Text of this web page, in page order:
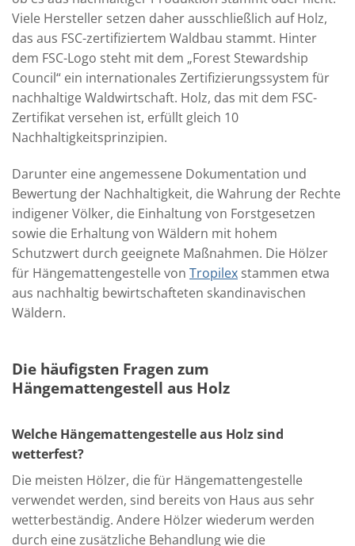
Viele Hersteller setzen daher ausschließlich auf Holz,
das aus FSC-zertifiziertem Waldbau stammt. Hinter
dem FSC-Logo steht mit dem „Forest Stewardship
Council“ ein internationales Zertifizierungssystem für
nachhaltige Waldwirtschaft. Holz, das mit dem FSC-
Zertifikat versehen ist, erfüllt gleich 10
Nachhaltigkeitsprinzipien.
Darunter eine angemessene Dokumentation und
Bewertung der Nachhaltigkeit, die Wahrung der Rechte
indigener Völker, die Einhaltung von Forstgesetzen
sowie die Erhaltung von Wäldern mit hohem
Schutzwert durch geeignete Maßnahmen. Die Hölzer
für Hängemattengestelle von Tropilex stammen etwa
aus nachhaltig bewirtschafteten skandinavischen
Wäldern.
Die häufigsten Fragen zum
Hängemattengestell aus Holz
Welche Hängemattengestelle aus Holz sind
wetterfest?
Die meisten Hölzer, die für Hängemattengestelle
verwendet werden, sind bereits von Haus aus sehr
wetterbeständig. Andere Hölzer wiederum werden
durch eine zusätzliche Behandlung wie die